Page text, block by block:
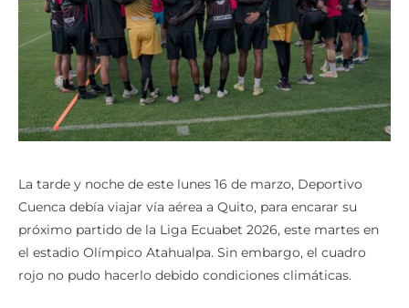
La tarde y noche de este lunes 16 de marzo, Deportivo
Cuenca debía viajar vía aérea a Quito, para encarar su
próximo partido de la Liga Ecuabet 2026, este martes en
el estadio Olímpico Atahualpa. Sin embargo, el cuadro
rojo no pudo hacerlo debido condiciones climáticas.